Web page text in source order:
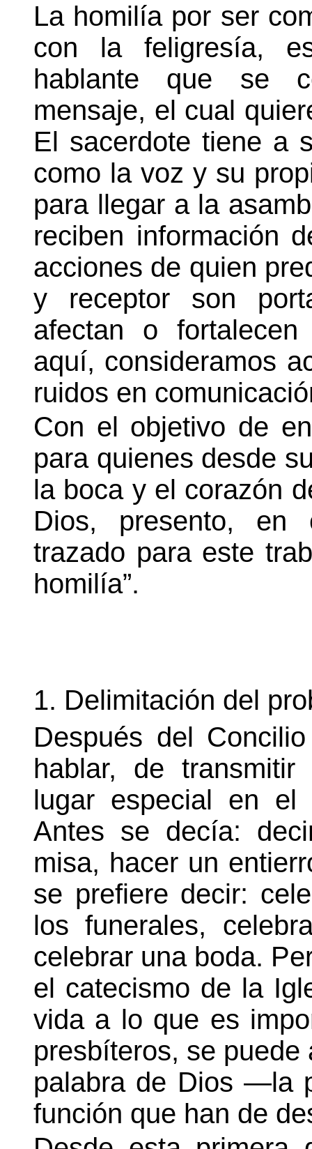
La homilía por ser
con la feligresía,
hablante que se
mensaje, el cual
El sacerdote tiene a
como la voz y su
para llegar a la
reciben información
acciones de quien
y receptor son
afectan o
aquí, consideramos
ruidos en
Con el objetivo de
para quienes desde
la boca y el corazón
Dios, presento, en
trazado para este
homilía”.
1. Delimitación del
Después del
hablar, de
lugar especial en el
Antes se decía:
misa, hacer un
se prefiere decir:
los funerales,
celebrar una boda.
el catecismo de la
vida a lo que es
presbíteros, se
palabra de Dios —la
función que han de